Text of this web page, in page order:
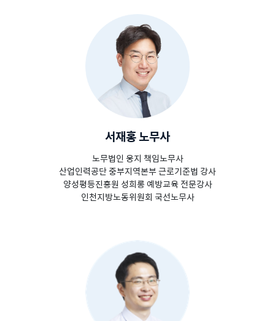
서재홍 노무사
노무법인 웅지 책임노무사
산업인력공단 중부지역본부 근로기준법 강사
양성평등진흥원 성희롱 예방교육 전문강사
인천지방노동위원회 국선노무사